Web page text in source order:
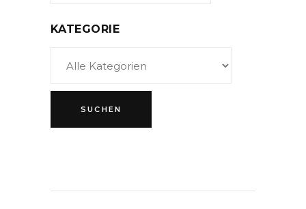
KATEGORIE